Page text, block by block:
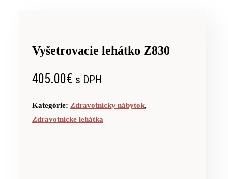
Vyšetrovacie lehátko Z830
405.00€ s DPH
Kategórie: Zdravotnícky nábytok,
Zdravotnícke lehátka